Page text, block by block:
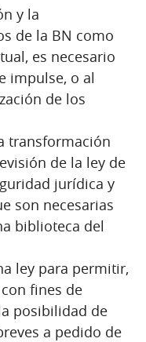
y la
de la BN como
es necesario
impulse, o al
de los
transformación
de la ley de
jurídica y
son necesarias
biblioteca del
ley para permitir,
fines de
posibilidad de
a pedido de